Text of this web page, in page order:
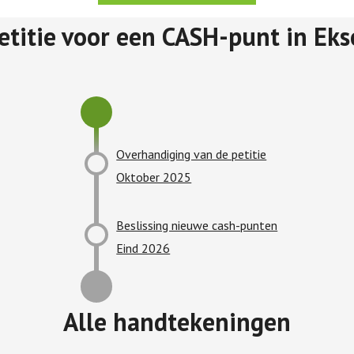
voor een CASH-punt in
Overhandiging van de petitie
Oktober 2025
Beslissing nieuwe cash-punten
Eind 2026
Alle handtekeningen